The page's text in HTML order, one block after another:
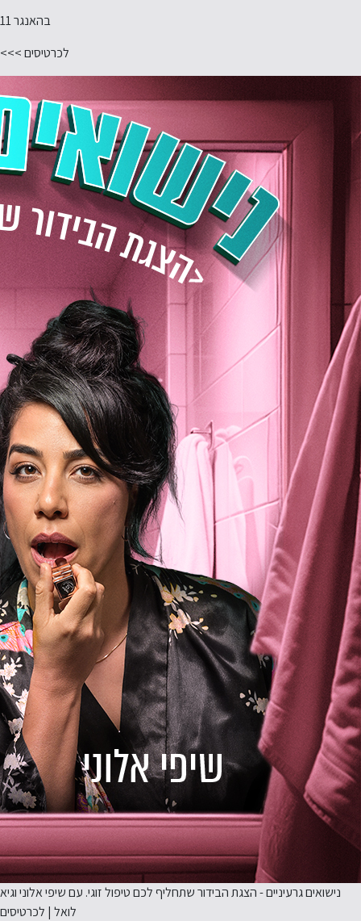
בהאנגר 11
לכרטיסים >>>
נישואים גרעיניים - הצגת הבידור שתחליף לכם טיפול זוגי. עם שיפי אלוני וגיא
לואל | לכרטיסים